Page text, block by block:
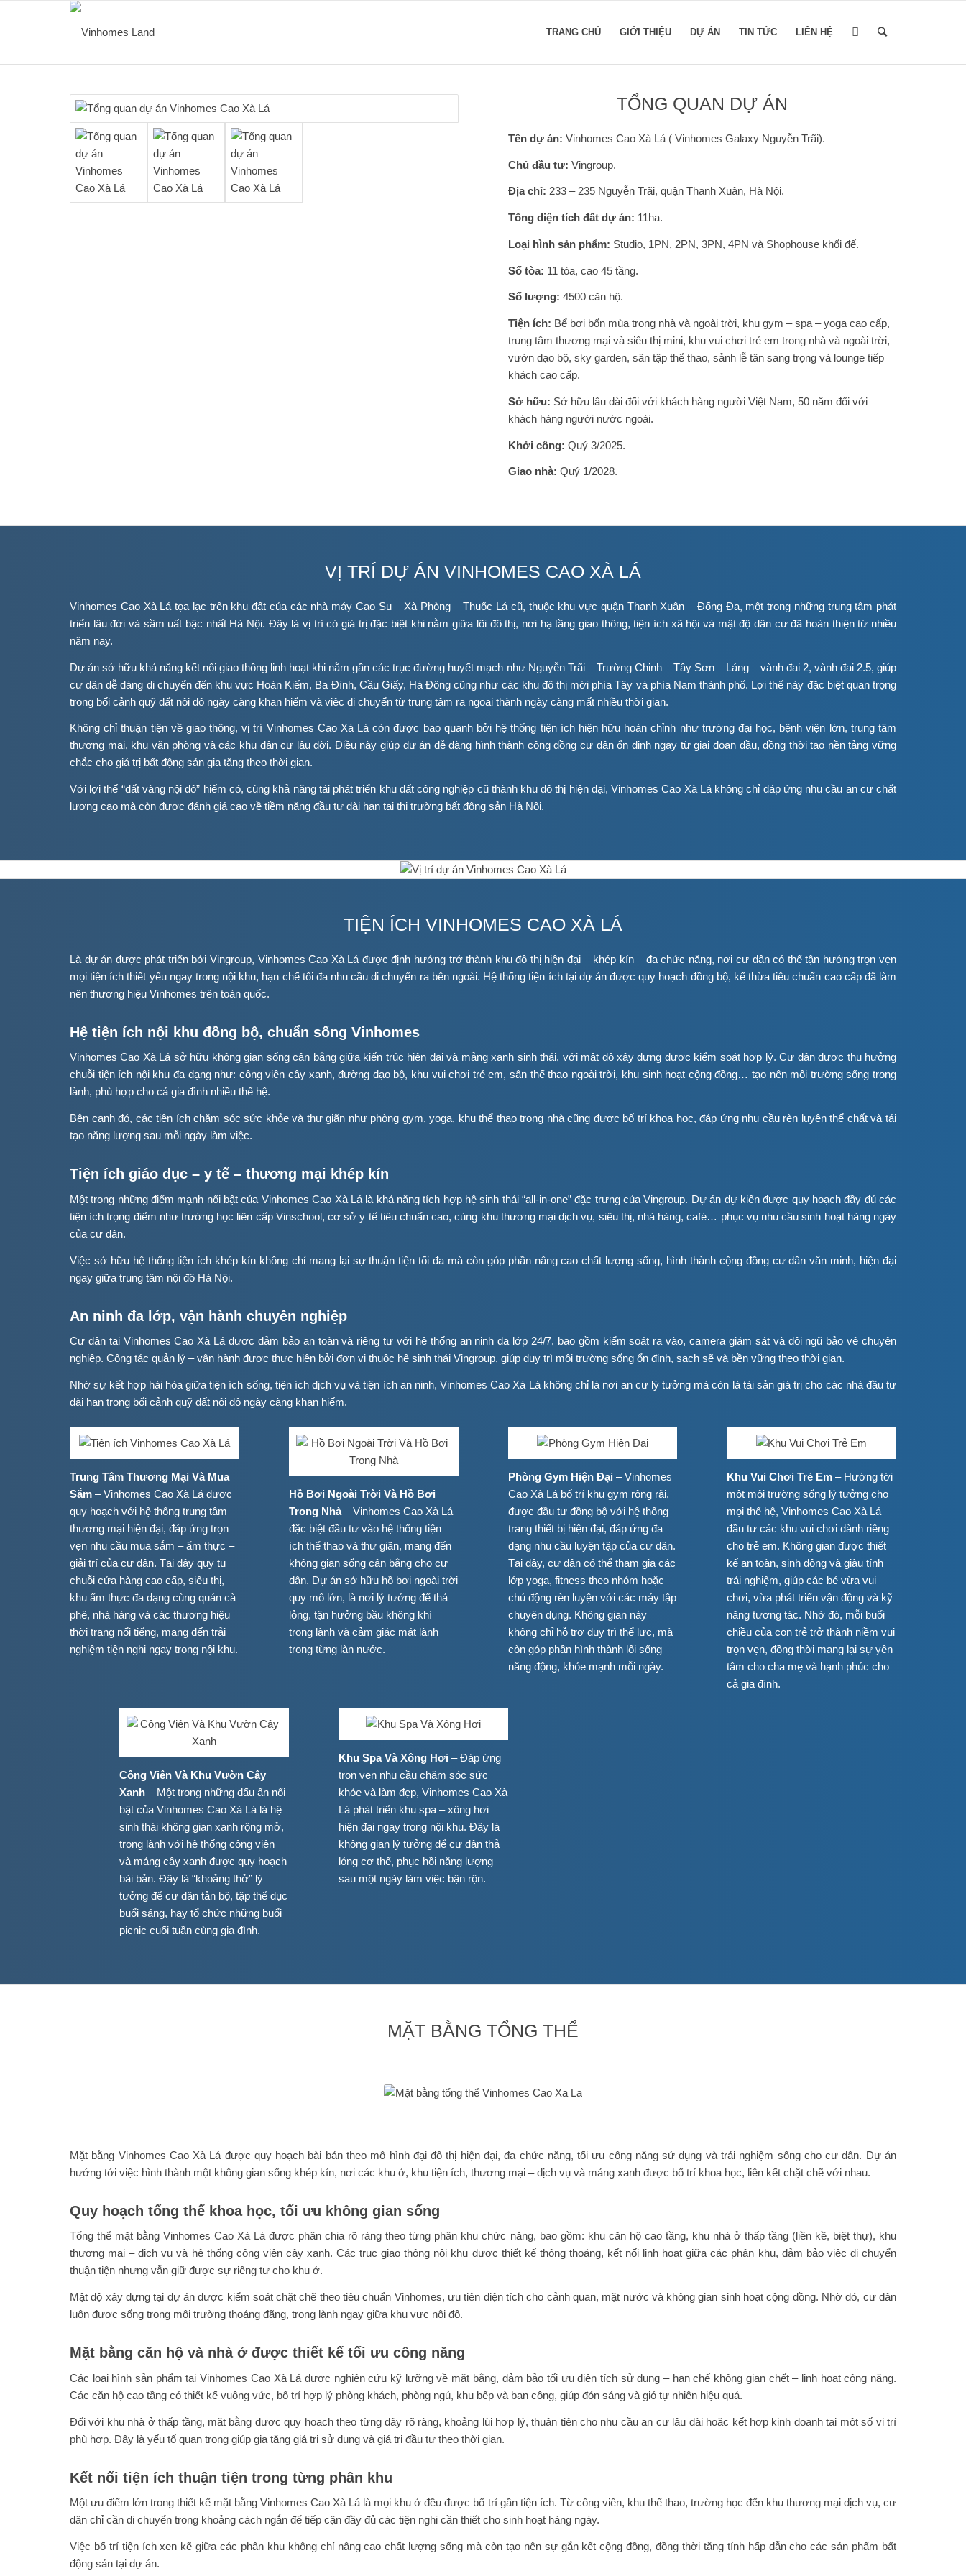
TRANG CHỦ GIỚI THIỆU DỰ ÁN TIN TỨC LIÊN HỆ
TỔNG QUAN DỰ ÁN
Tên dự án: Vinhomes Cao Xà Lá ( Vinhomes Galaxy Nguyễn Trãi).
Chủ đầu tư: Vingroup.
Địa chỉ: 233 – 235 Nguyễn Trãi, quận Thanh Xuân, Hà Nội.
Tổng diện tích đất dự án: 11ha.
Loại hình sản phẩm: Studio, 1PN, 2PN, 3PN, 4PN và Shophouse khối đế.
Số tòa: 11 tòa, cao 45 tầng.
Số lượng: 4500 căn hộ.
Tiện ích: Bể bơi bốn mùa trong nhà và ngoài trời, khu gym – spa – yoga cao cấp,
trung tâm thương mại và siêu thị mini, khu vui chơi trẻ em trong nhà và ngoài trời,
vườn dạo bộ, sky garden, sân tập thể thao, sảnh lễ tân sang trọng và lounge tiếp
khách cao cấp.
Sở hữu: Sở hữu lâu dài đối với khách hàng người Việt Nam, 50 năm đối với
khách hàng người nước ngoài.
Khởi công: Quý 3/2025.
Giao nhà: Quý 1/2028.
VỊ TRÍ DỰ ÁN VINHOMES CAO XÀ LÁ
Vinhomes Cao Xà Lá tọa lạc trên khu đất của các nhà máy Cao Su – Xà Phòng – Thuốc Lá cũ, thuộc khu vực quận Thanh Xuân – Đống Đa, một trong những trung tâm phát
triển lâu đời và sầm uất bậc nhất Hà Nội. Đây là vị trí có giá trị đặc biệt khi nằm giữa lõi đô thị, nơi hạ tầng giao thông, tiện ích xã hội và mật độ dân cư đã hoàn thiện từ nhiều
năm nay.
Dự án sở hữu khả năng kết nối giao thông linh hoạt khi nằm gần các trục đường huyết mạch như Nguyễn Trãi – Trường Chinh – Tây Sơn – Láng – vành đai 2, vành đai 2.5, giúp
cư dân dễ dàng di chuyển đến khu vực Hoàn Kiếm, Ba Đình, Cầu Giấy, Hà Đông cũng như các khu đô thị mới phía Tây và phía Nam thành phố. Lợi thế này đặc biệt quan trọng
trong bối cảnh quỹ đất nội đô ngày càng khan hiếm và việc di chuyển từ trung tâm ra ngoại thành ngày càng mất nhiều thời gian.
Không chỉ thuận tiện về giao thông, vị trí Vinhomes Cao Xà Lá còn được bao quanh bởi hệ thống tiện ích hiện hữu hoàn chỉnh như trường đại học, bệnh viện lớn, trung tâm
thương mại, khu văn phòng và các khu dân cư lâu đời. Điều này giúp dự án dễ dàng hình thành cộng đồng cư dân ổn định ngay từ giai đoạn đầu, đồng thời tạo nền tảng vững
chắc cho giá trị bất động sản gia tăng theo thời gian.
Với lợi thế “đất vàng nội đô” hiếm có, cùng khả năng tái phát triển khu đất công nghiệp cũ thành khu đô thị hiện đại, Vinhomes Cao Xà Lá không chỉ đáp ứng nhu cầu an cư chất
lượng cao mà còn được đánh giá cao về tiềm năng đầu tư dài hạn tại thị trường bất động sản Hà Nội.
TIỆN ÍCH VINHOMES CAO XÀ LÁ
Là dự án được phát triển bởi Vingroup, Vinhomes Cao Xà Lá được định hướng trở thành khu đô thị hiện đại – khép kín – đa chức năng, nơi cư dân có thể tận hưởng trọn vẹn
mọi tiện ích thiết yếu ngay trong nội khu, hạn chế tối đa nhu cầu di chuyển ra bên ngoài. Hệ thống tiện ích tại dự án được quy hoạch đồng bộ, kế thừa tiêu chuẩn cao cấp đã làm
nên thương hiệu Vinhomes trên toàn quốc.
Hệ tiện ích nội khu đồng bộ, chuẩn sống Vinhomes
Vinhomes Cao Xà Lá sở hữu không gian sống cân bằng giữa kiến trúc hiện đại và mảng xanh sinh thái, với mật độ xây dựng được kiểm soát hợp lý. Cư dân được thụ hưởng
chuỗi tiện ích nội khu đa dạng như: công viên cây xanh, đường dạo bộ, khu vui chơi trẻ em, sân thể thao ngoài trời, khu sinh hoạt cộng đồng… tạo nên môi trường sống trong
lành, phù hợp cho cả gia đình nhiều thế hệ.
Bên cạnh đó, các tiện ích chăm sóc sức khỏe và thư giãn như phòng gym, yoga, khu thể thao trong nhà cũng được bố trí khoa học, đáp ứng nhu cầu rèn luyện thể chất và tái
tạo năng lượng sau mỗi ngày làm việc.
Tiện ích giáo dục – y tế – thương mại khép kín
Một trong những điểm mạnh nổi bật của Vinhomes Cao Xà Lá là khả năng tích hợp hệ sinh thái “all-in-one” đặc trưng của Vingroup. Dự án dự kiến được quy hoạch đầy đủ các
tiện ích trọng điểm như trường học liên cấp Vinschool, cơ sở y tế tiêu chuẩn cao, cùng khu thương mại dịch vụ, siêu thị, nhà hàng, café… phục vụ nhu cầu sinh hoạt hàng ngày
của cư dân.
Việc sở hữu hệ thống tiện ích khép kín không chỉ mang lại sự thuận tiện tối đa mà còn góp phần nâng cao chất lượng sống, hình thành cộng đồng cư dân văn minh, hiện đại
ngay giữa trung tâm nội đô Hà Nội.
An ninh đa lớp, vận hành chuyên nghiệp
Cư dân tại Vinhomes Cao Xà Lá được đảm bảo an toàn và riêng tư với hệ thống an ninh đa lớp 24/7, bao gồm kiểm soát ra vào, camera giám sát và đội ngũ bảo vệ chuyên
nghiệp. Công tác quản lý – vận hành được thực hiện bởi đơn vị thuộc hệ sinh thái Vingroup, giúp duy trì môi trường sống ổn định, sạch sẽ và bền vững theo thời gian.
Nhờ sự kết hợp hài hòa giữa tiện ích sống, tiện ích dịch vụ và tiện ích an ninh, Vinhomes Cao Xà Lá không chỉ là nơi an cư lý tưởng mà còn là tài sản giá trị cho các nhà đầu tư
dài hạn trong bối cảnh quỹ đất nội đô ngày càng khan hiếm.
Trung Tâm Thương Mại Và Mua
Sắm – Vinhomes Cao Xà Lá được
quy hoạch với hệ thống trung tâm
thương mại hiện đại, đáp ứng trọn
vẹn nhu cầu mua sắm – ẩm thực –
giải trí của cư dân. Tại đây quy tụ
chuỗi cửa hàng cao cấp, siêu thị,
khu ẩm thực đa dạng cùng quán cà
phê, nhà hàng và các thương hiệu
thời trang nổi tiếng, mang đến trải
nghiệm tiện nghi ngay trong nội khu.
Hồ Bơi Ngoài Trời Và Hồ Bơi
Trong Nhà– Vinhomes Cao Xà Lá
đặc biệt đầu tư vào hệ thống tiện
ích thể thao và thư giãn, mang đến
không gian sống cân bằng cho cư
dân. Dự án sở hữu hồ bơi ngoài trời
quy mô lớn, là nơi lý tưởng để thả
lỏng, tận hưởng bầu không khí
trong lành và cảm giác mát lành
trong từng làn nước.
Phòng Gym Hiện Đại– Vinhomes
Cao Xà Lá bố trí khu gym rộng rãi,
được đầu tư đồng bộ với hệ thống
trang thiết bị hiện đại, đáp ứng đa
dạng nhu cầu luyện tập của cư dân.
Tại đây, cư dân có thể tham gia các
lớp yoga, fitness theo nhóm hoặc
chủ động rèn luyện với các máy tập
chuyên dụng. Không gian này
không chỉ hỗ trợ duy trì thể lực, mà
còn góp phần hình thành lối sống
năng động, khỏe mạnh mỗi ngày.
Khu Vui Chơi Trẻ Em – Hướng tới
một môi trường sống lý tưởng cho
mọi thế hệ, Vinhomes Cao Xà Lá
đầu tư các khu vui chơi dành riêng
cho trẻ em. Không gian được thiết
kế an toàn, sinh động và giàu tính
trải nghiệm, giúp các bé vừa vui
chơi, vừa phát triển vận động và kỹ
năng tương tác. Nhờ đó, mỗi buổi
chiều của con trẻ trở thành niềm vui
trọn vẹn, đồng thời mang lại sự yên
tâm cho cha mẹ và hạnh phúc cho
cả gia đình.
Công Viên Và Khu Vườn Cây
Xanh – Một trong những dấu ấn nổi
bật của Vinhomes Cao Xà Lá là hệ
sinh thái không gian xanh rộng mở,
trong lành với hệ thống công viên
và mảng cây xanh được quy hoạch
bài bản. Đây là “khoảng thở” lý
tưởng để cư dân tản bộ, tập thể dục
buổi sáng, hay tổ chức những buổi
picnic cuối tuần cùng gia đình.
Khu Spa Và Xông Hơi – Đáp ứng
trọn vẹn nhu cầu chăm sóc sức
khỏe và làm đẹp, Vinhomes Cao Xà
Lá phát triển khu spa – xông hơi
hiện đại ngay trong nội khu. Đây là
không gian lý tưởng để cư dân thả
lỏng cơ thể, phục hồi năng lượng
sau một ngày làm việc bận rộn.
MẶT BẰNG TỔNG THỂ
Mặt bằng Vinhomes Cao Xà Lá được quy hoạch bài bản theo mô hình đại đô thị hiện đại, đa chức năng, tối ưu công năng sử dụng và trải nghiệm sống cho cư dân. Dự án
hướng tới việc hình thành một không gian sống khép kín, nơi các khu ở, khu tiện ích, thương mại – dịch vụ và mảng xanh được bố trí khoa học, liên kết chặt chẽ với nhau.
Quy hoạch tổng thể khoa học, tối ưu không gian sống
Tổng thể mặt bằng Vinhomes Cao Xà Lá được phân chia rõ ràng theo từng phân khu chức năng, bao gồm: khu căn hộ cao tầng, khu nhà ở thấp tầng (liền kề, biệt thự), khu
thương mại – dịch vụ và hệ thống công viên cây xanh. Các trục giao thông nội khu được thiết kế thông thoáng, kết nối linh hoạt giữa các phân khu, đảm bảo việc di chuyển
thuận tiện nhưng vẫn giữ được sự riêng tư cho khu ở.
Mật độ xây dựng tại dự án được kiểm soát chặt chẽ theo tiêu chuẩn Vinhomes, ưu tiên diện tích cho cảnh quan, mặt nước và không gian sinh hoạt cộng đồng. Nhờ đó, cư dân
luôn được sống trong môi trường thoáng đãng, trong lành ngay giữa khu vực nội đô.
Mặt bằng căn hộ và nhà ở được thiết kế tối ưu công năng
Các loại hình sản phẩm tại Vinhomes Cao Xà Lá được nghiên cứu kỹ lưỡng về mặt bằng, đảm bảo tối ưu diện tích sử dụng – hạn chế không gian chết – linh hoạt công năng.
Các căn hộ cao tầng có thiết kế vuông vức, bố trí hợp lý phòng khách, phòng ngủ, khu bếp và ban công, giúp đón sáng và gió tự nhiên hiệu quả.
Đối với khu nhà ở thấp tầng, mặt bằng được quy hoạch theo từng dãy rõ ràng, khoảng lùi hợp lý, thuận tiện cho nhu cầu an cư lâu dài hoặc kết hợp kinh doanh tại một số vị trí
phù hợp. Đây là yếu tố quan trọng giúp gia tăng giá trị sử dụng và giá trị đầu tư theo thời gian.
Kết nối tiện ích thuận tiện trong từng phân khu
Một ưu điểm lớn trong thiết kế mặt bằng Vinhomes Cao Xà Lá là mọi khu ở đều được bố trí gần tiện ích. Từ công viên, khu thể thao, trường học đến khu thương mại dịch vụ, cư
dân chỉ cần di chuyển trong khoảng cách ngắn để tiếp cận đầy đủ các tiện nghi cần thiết cho sinh hoạt hàng ngày.
Việc bố trí tiện ích xen kẽ giữa các phân khu không chỉ nâng cao chất lượng sống mà còn tạo nên sự gắn kết cộng đồng, đồng thời tăng tính hấp dẫn cho các sản phẩm bất
động sản tại dự án.